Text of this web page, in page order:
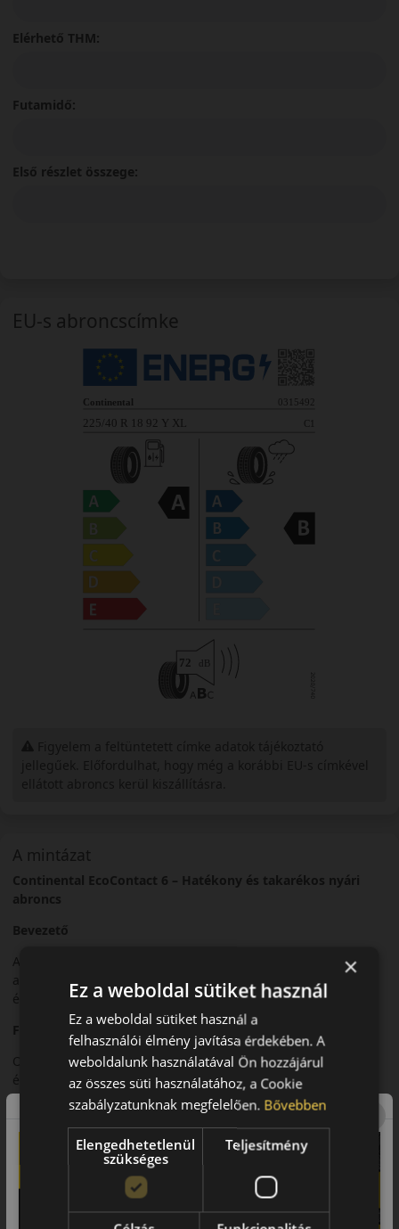
A mintázat
Continental EcoContact 6 – Hatékony és takarékos nyári
abroncs
Bevezető
A Continental EcoContact 6 egy korszerű nyári abroncs,
amelyet az alacsony gördülési ellenállás és a hosszú
élettartam szem előtt tartásával fejlesztettek.
Futófelület és tapadás
Optimalizált futófelülete megbízható tapadást biztosít száraz
és nedves útfelületen, miközben hozzájárul az egyenletes
kopáshoz.
Biztonsági jellemzők
Stabil fékteljesítményt és kiszámítható irányíthatóságot kínál a
mindennapi közlekedés során.
Komfort és zajszint
Elérhető THM:
Futamidő:
Első részlet összege:
EU-s abroncscímke
×
Ez a weboldal sütiket használ
Ez a weboldal sütiket használ a
felhasználói élmény javítása érdekében. A
weboldalunk használatával Ön hozzájárul
az összes süti használatához, a Cookie
szabályzatunknak megfelelően. Bővebben
Elengedhetetlenül
szükséges
Teljesítmény